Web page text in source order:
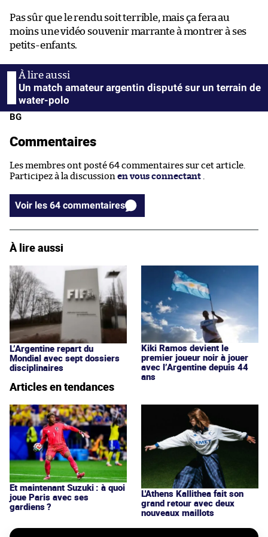
Pas sûr que le rendu soit terrible, mais ça fera au
moins une vidéo souvenir marrante à montrer à ses
petits-enfants.
Un match amateur argentin disputé sur un terrain de
water-polo
BG
Commentaires
Les membres ont posté 64 commentaires sur cet article.
Participez à la discussion en vous connectant
Voir les 64 commentaires
À lire aussi
L’Argentine repart du
Mondial avec sept dossiers
disciplinaires
Kiki Ramos devient le
premier joueur noir à jouer
avec l’Argentine depuis 44
ans
Articles en tendances
Et maintenant Suzuki : à quoi
joue Paris avec ses
gardiens ?
L'Athens Kallithea fait son
grand retour avec deux
nouveaux maillots